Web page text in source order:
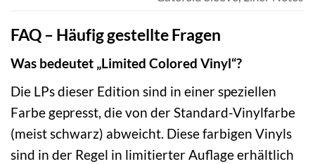
FAQ – Häufig gestellte Fragen
Was bedeutet „Limited Colored Vinyl“?
Die LPs dieser Edition sind in einer speziellen
Farbe gepresst, die von der Standard-Vinylfarbe
(meist schwarz) abweicht. Diese farbigen Vinyls
sind in der Regel in limitierter Auflage erhältlich